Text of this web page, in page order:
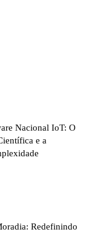
Nacional IoT: O
e a
Redefinindo